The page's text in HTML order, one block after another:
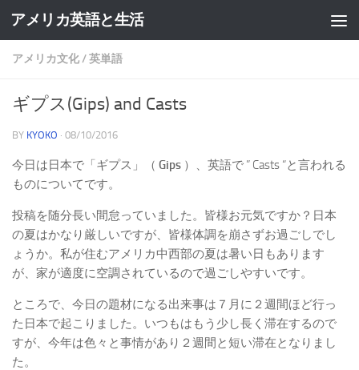
アメリカ英語と生活
アメリカ文化/英単語
ギプス(Gips) and Casts
BY KYOKO · 08/10/2016
今日は日本で「ギプス」（ Gips ）、英語で ” Casts “と言われる
ものについてです。
投稿を随分長い間怠っていました。皆様お元気ですか？日本
の夏はかなり厳しいですが、皆様体調を崩さずお過ごしでし
ょうか。私が住むアメリカ中西部の夏は暑い日もあります
が、家が適度に空調されているので過ごしやすいです。
ところで、今日の題材になる出来事は７月に２週間ほど行っ
た日本で起こりました。いつもはもう少し長く滞在するので
すが、今年は色々と事情があり２週間と短い滞在となりまし
た。